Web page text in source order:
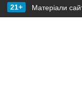
21+ Матеріали